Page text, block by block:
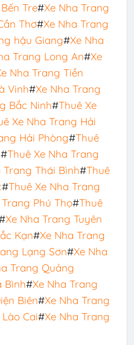
Tre#Xe Nha Trang
Thơ#Xe Nha Trang
hậu Giang#Xe Nha
Trang Long An#Xe
Nha Trang Tiền
Vinh#Xe Nha Trang
Bắc Ninh#Thuê Xe
Xe Nha Trang Hải
Hải Phòng#Thuê
#Thuê Xe Nha Trang
Trang Thái Bình#Thuê
#Thuê Xe Nha Trang
Phú Thọ#Thuê
Xe Nha Trang Tuyên
Kạn#Xe Nha Trang
Lạng Sơn#Xe Nha
Trang Quảng
Bình#Xe Nha Trang
Biên#Xe Nha Trang
Cai#Xe Nha Trang